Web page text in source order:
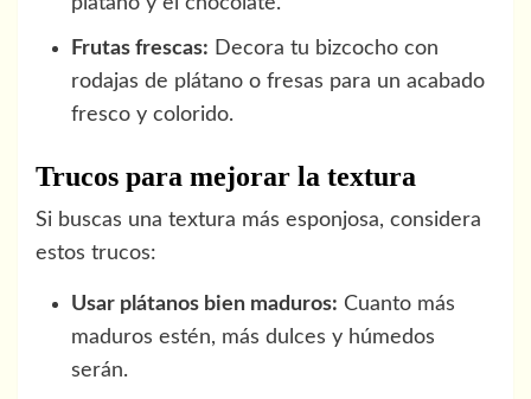
Frutas frescas: Decora tu bizcocho con
rodajas de plátano o fresas para un acabado
fresco y colorido.
Trucos para mejorar la textura
Si buscas una textura más esponjosa, considera
estos trucos:
Usar plátanos bien maduros: Cuanto más
maduros estén, más dulces y húmedos
serán.